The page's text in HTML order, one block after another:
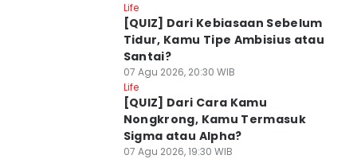
Life
[QUIZ] Dari Kebiasaan Sebelum
Tidur, Kamu Tipe Ambisius atau
Santai?
07 Agu 2026, 20:30 WIB
Life
[QUIZ] Dari Cara Kamu
Nongkrong, Kamu Termasuk
Sigma atau Alpha?
07 Agu 2026, 19:30 WIB